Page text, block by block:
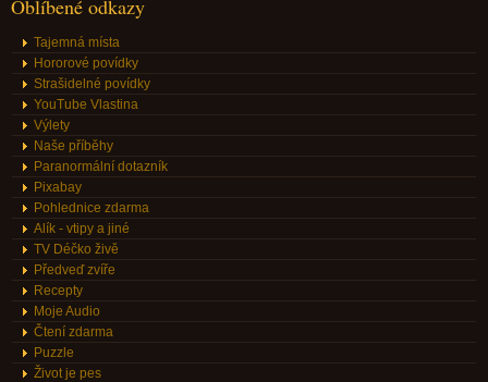
Oblíbené odkazy
Tajemná místa
Hororové povídky
Strašidelné povídky
YouTube Vlastina
Výlety
Naše příběhy
Paranormální dotazník
Pixabay
Pohlednice zdarma
Alík - vtipy a jiné
TV Déčko živě
Předveď zvíře
Recepty
Moje Audio
Čtení zdarma
Puzzle
Život je pes